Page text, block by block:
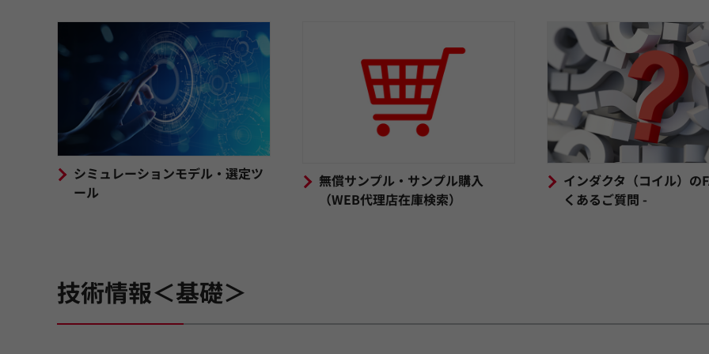
シミュレーションモデル・選定ツ
ール
無償サンプル・サンプル購入
（WEB代理店在庫検索）
インダクタ（コイル）の
くあるご質問 -
技術情報＜基礎＞